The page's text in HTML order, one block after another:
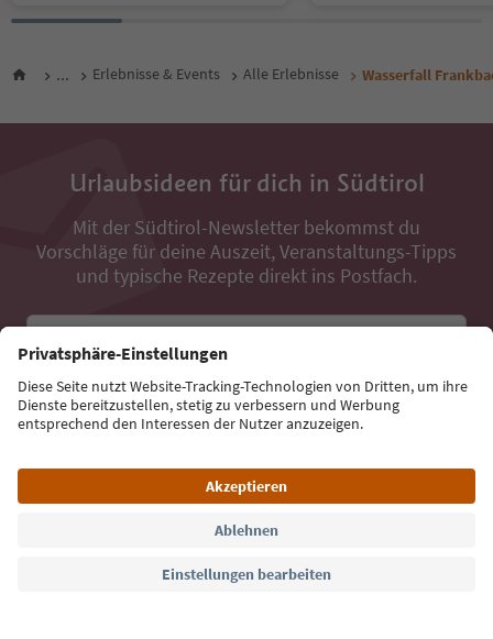
... Erlebnisse & Events Alle Erlebnisse Wasserfall
Urlaubsideen für dich in Südtirol
Mit der Südtirol-Newsletter bekommst du
Vorschläge für deine Auszeit, Veranstaltungs-Tipps
und typische Rezepte direkt ins Postfach.
Jetzt anmelden